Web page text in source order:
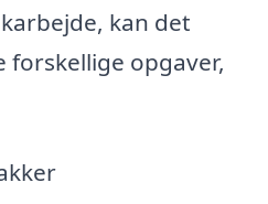
kan det
forskellige opgaver,